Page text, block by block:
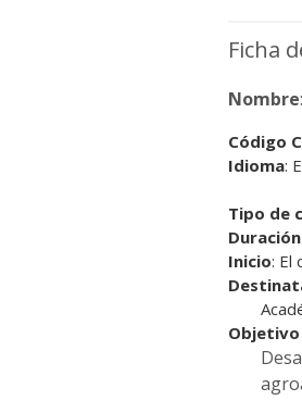
Ficha
Nombre
Código
Idioma:
Tipo de
Inicio: El